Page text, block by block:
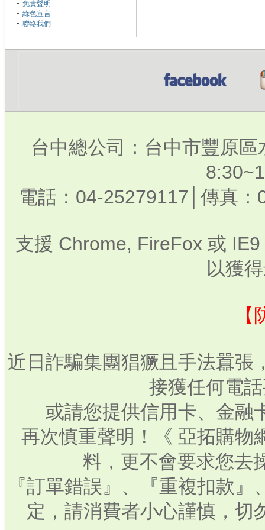
免責聲明
綠色宣言
聯絡我們
台中總公司：台中市豐原
電話：04-25279117│傳真
支援 Chrome, FireFox 或
以獲
近日詐騙集團猖獗且手法囂張
接獲任何電
或請您提供信用卡、金融
再次慎重聲明！《 亞拓購物
料，更不會要求您去
『訂單錯誤』、『重複扣款
定，請消費者小心謹慎，切